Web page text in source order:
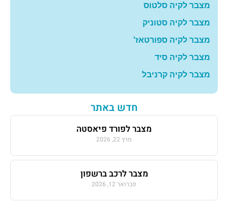
מצבר לקיה סלטוס
מצבר לקיה סטוניק
מצבר לקיה ספורטאז'
מצבר לקיה סיד
מצבר לקיה קרניבל
חדש באתר
מצבר לפורד פיאסטה
מרץ 22, 2026
מצבר לרכב ברשפון
פברואר 12, 2026